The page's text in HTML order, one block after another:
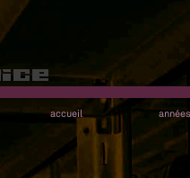
accueil années